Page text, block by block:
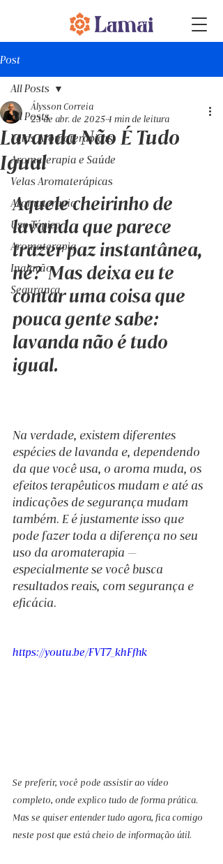
Post
All Posts
Velas Aromaterápicas
Aromaterapia e Saúde
Velas Aromaterápicas
Aromaterapia
Uso Tópico
Aromaterapia
Inalação
Segurança
All Posts
Lavanda Não É Tudo
Igual
Álysson Correia
23 de abr. de 2025 4 min de leitura
Aquele cheirinho de
lavanda que parece
trazer paz instantânea,
né?  Mas deixa eu te
contar uma coisa que
pouca gente sabe:
lavanda não é tudo
igual.
Na verdade, existem diferentes
espécies de lavanda e, dependendo
da que você usa, o aroma muda, os
efeitos terapêuticos mudam e até as
indicações de segurança mudam
também. E é justamente isso que
pode fazer toda a diferença no seu
uso da aromaterapia —
especialmente se você busca
resultados reais, com segurança e
eficácia.
https://youtu.be/FVT7_khFfhk
Se preferir, você pode assistir ao vídeo
completo, onde explico tudo de forma prática.
Mas se quiser entender tudo agora, fica comigo
neste post que está cheio de informação útil.